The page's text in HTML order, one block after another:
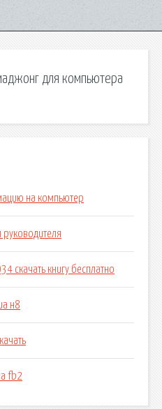
для компьютера
на компьютер
скачать книгу бесплатно
н8
fb2